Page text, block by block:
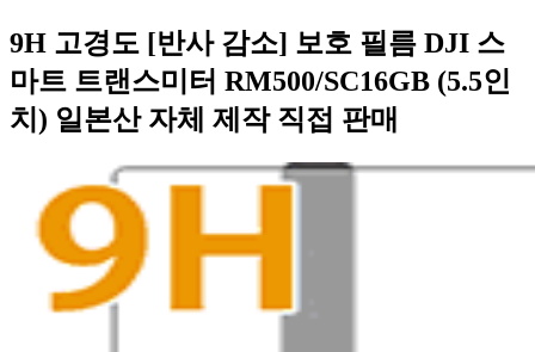
9H 고경도 [반사 감소] 보호 필름 DJI 스
마트 트랜스미터 RM500/SC16GB (5.5인
치) 일본산 자체 제작 직접 판매